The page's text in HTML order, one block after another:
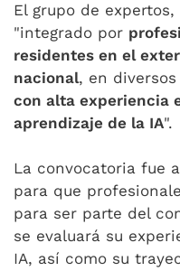
El grupo de
"integrado por
residentes en el
nacional, en
con alta experiencia
aprendizaje de la IA".
La convocatoria fue
para que
para ser parte del
se evaluará su
IA, así como su